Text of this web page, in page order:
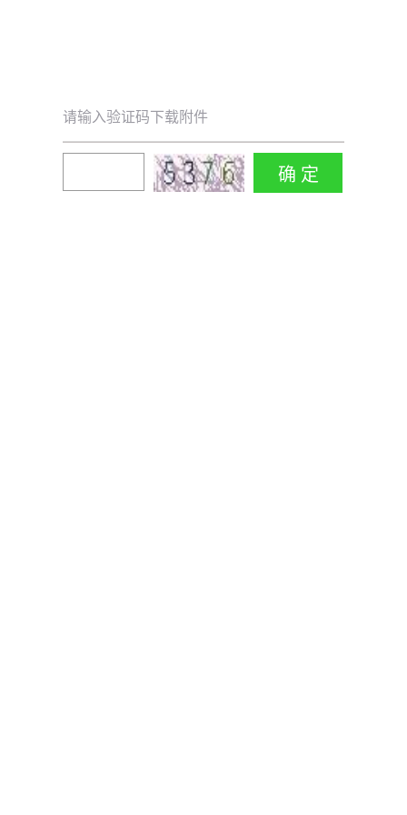
请输入验证码下载附件